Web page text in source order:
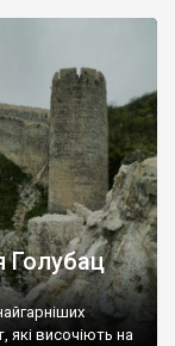
Голубац
які височіють на